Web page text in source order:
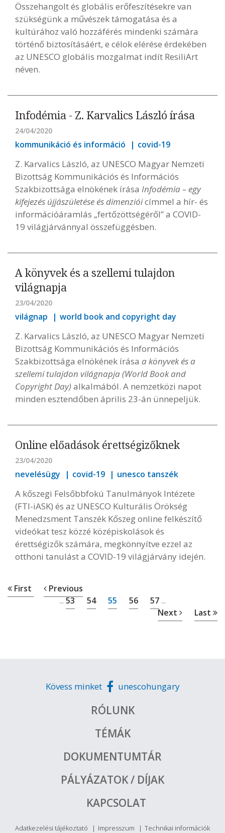
Összehangolt és globális erőfeszítésekre van
szükségünk a művészek támogatása és a
kultúrához való hozzáférés mindenki számára
történő biztosításáért, e célok elérése érdekében
az UNESCO globális mozgalmat indít ResiliArt
néven.
Infodémia - Z. Karvalics László írása
24/04/2020
kommunikáció és információ covid-19
Z. Karvalics László, az UNESCO Magyar Nemzeti
Bizottság Kommunikációs és Információs
Szakbizottsága elnökének írása Infodémia – egy
kifejezés újjászületése és dimenzióicímmel a hír- és
információáramlás „fertőzöttségéről” a COVID-
19 világjárvánnyal összefüggésben.
A könyvek és a szellemi tulajdon
világnapja
23/04/2020
világnap world book and copyright day
Z. Karvalics László, az UNESCO Magyar Nemzeti
Bizottság Kommunikációs és Információs
Szakbizottsága elnökének írása a könyvek és a
szellemi tulajdon világnapja (World Book and
Copyright Day) alkalmából. A nemzetközi napot
minden esztendőben április 23-án ünnepeljük.
Online előadások érettségizőknek
23/04/2020
nevelésügy covid-19 unesco tanszék
A kőszegi Felsőbbfokú Tanulmányok Intézete
(FTI-iASK) és az UNESCO Kulturális Örökség
Menedzsment Tanszék Kőszeg online felkészítő
videókat tesz közzé középiskolások és
érettségizők számára, megkönnyítve ezzel az
otthoni tanulást a COVID-19 világjárvány idején.
First Previous
... 53 54 55 56 57 ...
Next Last
Kövess minket unescohungary
RÓLUNK
TÉMÁK
DOKUMENTUMTÁR
PÁLYÁZATOK / DÍJAK
KAPCSOLAT
Adatkezelési tájékoztató Impresszum Technikai információk